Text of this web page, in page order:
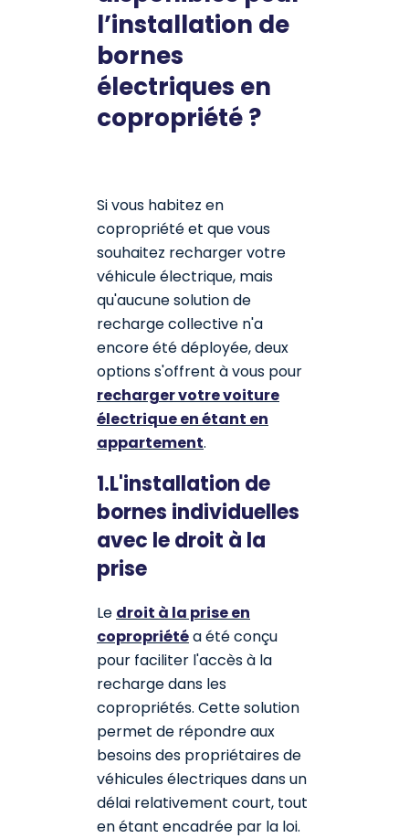
l’installation de
bornes
électriques en
copropriété ?
Si vous habitez en
copropriété et que vous
souhaitez recharger votre
véhicule électrique, mais
qu'aucune solution de
recharge collective n'a
encore été déployée, deux
options s'offrent à vous pour
recharger votre voiture
électrique en étant en
appartement.
1.L'installation de
bornes individuelles
avec le droit à la
prise
Le droit à la prise en
copropriétéa été conçu
pour faciliter l'accès à la
recharge dans les
copropriétés. Cette solution
permet de répondre aux
besoins des propriétaires de
véhicules électriques dans un
délai relativement court, tout
en étant encadrée par la loi.